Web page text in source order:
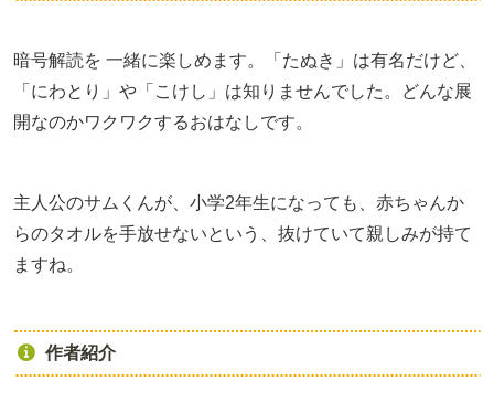
暗号解読を 一緒に楽しめます。「たぬき」は有名だけど、
「にわとり」や「こけし」は知りませんでした。どんな展
開なのかワクワクするおはなしです。
主人公のサムくんが、小学2年生になっても、赤ちゃんか
らのタオルを手放せないという、抜けていて親しみが持て
ますね。
作者紹介